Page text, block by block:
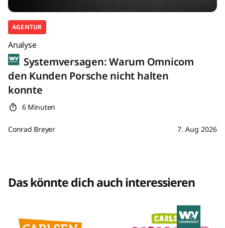
AGENTUR
Analyse
Systemversagen: Warum Omnicom
den Kunden Porsche nicht halten
konnte
6 Minuten
Conrad Breyer 7. Aug 2026
Das könnte dich auch interessieren